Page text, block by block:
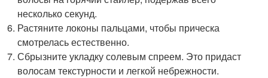
несколько секунд.
Растяните локоны пальцами, чтобы прическа
смотрелась естественно.
Сбрызните укладку солевым спреем. Это придаст
волосам текстурности и легкой небрежности.